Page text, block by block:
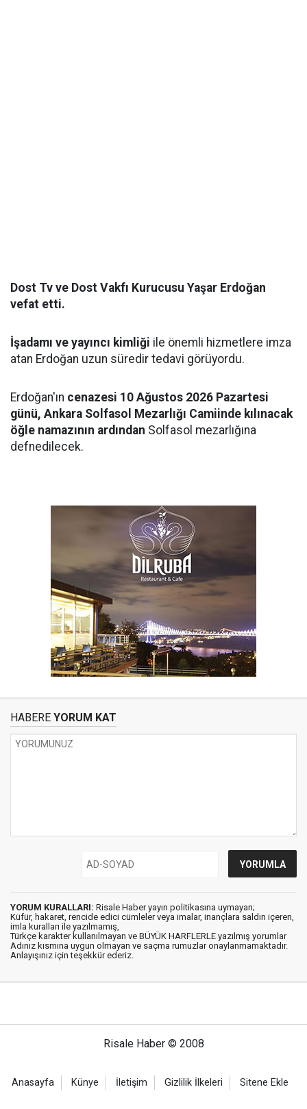
Dost Tv ve Dost Vakfı Kurucusu Yaşar Erdoğan
vefat etti.
İşadamı ve yayıncı kimliği ile önemli hizmetlere imza
atan Erdoğan uzun süredir tedavi görüyordu.
Erdoğan'ın cenazesi 10 Ağustos 2026 Pazartesi
günü, Ankara Solfasol Mezarlığı Camiinde kılınacak
öğle namazının ardından Solfasol mezarlığına
defnedilecek.
HABERE YORUM KAT
YORUM KURALLARI: Risale Haber yayın politikasına uymayan;
Küfür, hakaret, rencide edici cümleler veya imalar, inançlara saldırı içeren,
imla kuralları ile yazılmamış,
Türkçe karakter kullanılmayan ve BÜYÜK HARFLERLE yazılmış yorumlar
Adınız kısmına uygun olmayan ve saçma rumuzlar onaylanmamaktadır.
Anlayışınız için teşekkür ederiz.
Risale Haber © 2008
Anasayfa Künye İletişim Gizlilik İlkeleri Sitene Ekle